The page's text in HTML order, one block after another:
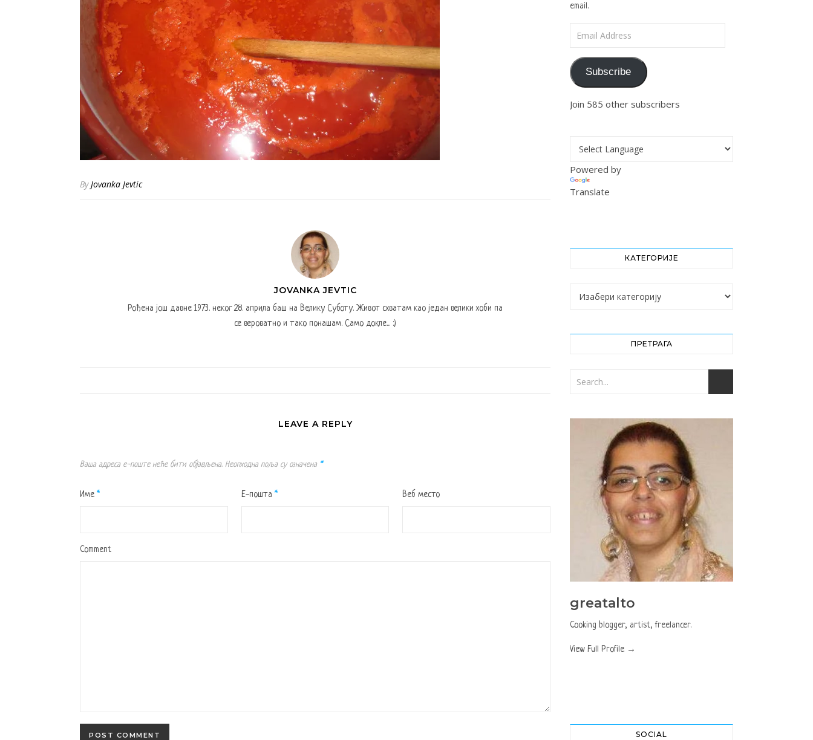
ByJovanka Jevtic
JOVANKA JEVTIC
Рођена још давне 1973. неког 28. априла баш на Велику Суботу. Живот схватам као један велики хоби па
се вероватно и тако понашам. Само докле... :)
LEAVE A REPLY
Ваша адреса е-поште неће бити објављена. Неопходна поља су означена *
Име * Е-пошта * Веб место
Comment
email.
Subscribe
Join 585 other subscribers
Powered by
Translate
КАТЕГОРИЈЕ
Категорије
ПРЕТРАГА
greatalto
Cooking blogger, artist, freelancer.
View Full Profile →
SOCIAL